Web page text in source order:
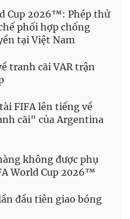
Cup 2026™: Phép thử
phối hợp chống
tại Việt Nam
tranh cãi VAR trận
FIFA lên tiếng về
cãi" của Argentina
không được phụ
World Cup 2026™
đầu tiên giao bóng